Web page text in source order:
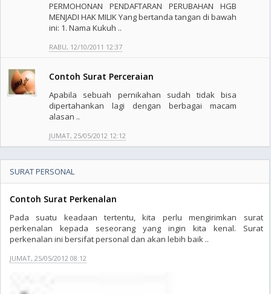
PERMOHONAN PENDAFTARAN PERUBAHAN HGB
MENJADI HAK MILIK Yang bertanda tangan di bawah
ini: 1. Nama Kukuh ..
RABU, 12/10/2011 12:37
Contoh Surat Perceraian
Apabila sebuah pernikahan sudah tidak bisa
dipertahankan lagi dengan berbagai macam
alasan ..
JUMAT, 25/05/2012 12:12
SURAT PERSONAL
Contoh Surat Perkenalan
Pada suatu keadaan tertentu, kita perlu mengirimkan surat
perkenalan kepada seseorang yang ingin kita kenal. Surat
perkenalan ini bersifat personal dan akan lebih baik ..
JUMAT, 25/05/2012 08:12